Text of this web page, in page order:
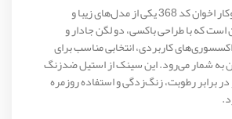
سینک ظرفشویی توکار اخوان کد 368 یکی از مدل‌های زیبا و
است که با طراحی باکسی، دو لگن جادار و
کاربردی، انتخابی مناسب برای
به شمار می‌رود. این سینک از استیل ضدزنگ
در برابر رطوبت، زنگ‌زدگی و استفاده روزمره